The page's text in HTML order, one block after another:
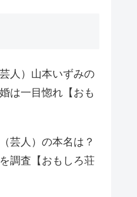
人）山本いずみの
は一目惚れ【おも
芸人）の本名は？
調査【おもしろ荘